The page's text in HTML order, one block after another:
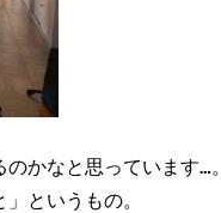
かなと思っています…。
というもの。